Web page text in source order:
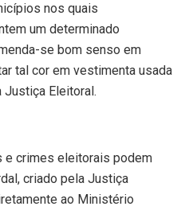
nos quais
um determinado
se bom senso em
tal cor em vestimenta usada
Justiça Eleitoral.
e crimes eleitorais podem
criado pela Justiça
ao Ministério